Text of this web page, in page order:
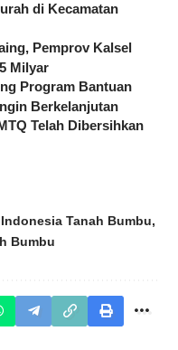
di Kecamatan
Pemprov Kalsel
Milyar
Program Bantuan
Berkelanjutan
Telah Dibersihkan
Tanah Bumbu
Bumbu